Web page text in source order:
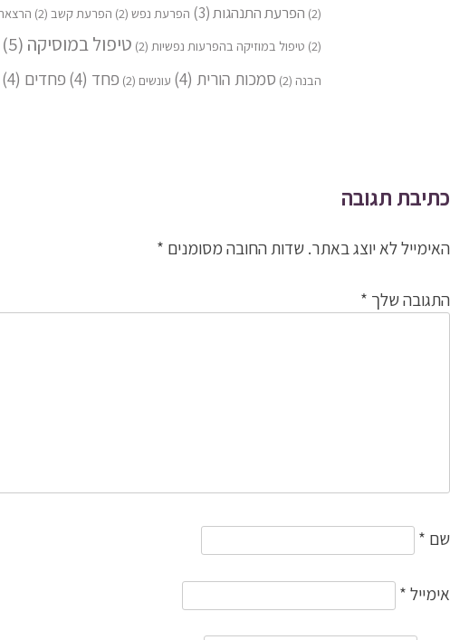
(2) הפרעת התנהגות(3) הפרעת נפש (2) הפרעת קשב (2)
(2)
טיפול במוזיקה בהפרעות נפשיות (2) טיפול במוסיקה (5)
הבנה (2) סמכות הורית (4) עונשים (2) פחד (4) פחדים (4)
כתיבת תגובה
האימייל לא יוצג באתר.שדות החובה מסומנים *
התגובה שלך *
שם *
אימייל*